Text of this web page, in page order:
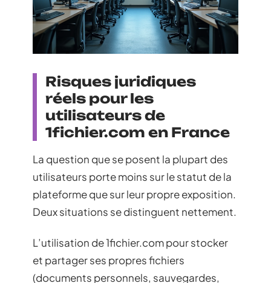
Risques juridiques
réels pour les
utilisateurs de
1fichier.com en France
La question que se posent la plupart des
utilisateurs porte moins sur le statut de la
plateforme que sur leur propre exposition.
Deux situations se distinguent nettement.
L’utilisation de 1fichier.com pour stocker
et partager ses propres fichiers
(documents personnels, sauvegardes,